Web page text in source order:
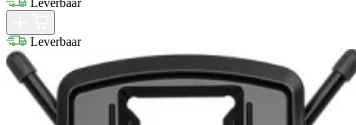
Leverbaar
Leverbaar